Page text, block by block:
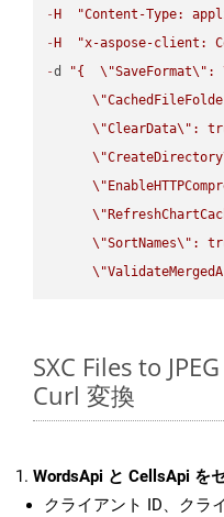
- H
"Content-Type:
- H
"x-aspose-client:
-d "{ \"SaveFormat\" :
\"
\"ClearData\" :
\"CreateDirectory
\"
\"
\"SortNames\" :
\"
SXC Files to
Curl 変換
WordsApi と CellsApi を
クライアント ID、クラ